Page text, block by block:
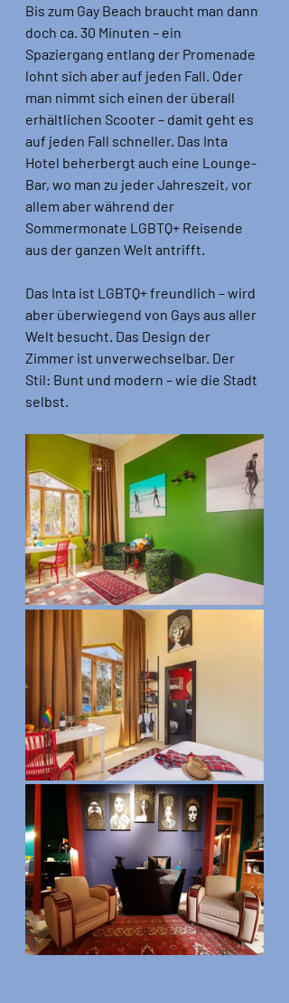
Bis zum Gay Beach braucht man dann
doch ca. 30 Minuten – ein
Spaziergang entlang der Promenade
lohnt sich aber auf jeden Fall. Oder
man nimmt sich einen der überall
erhältlichen Scooter – damit geht es
auf jeden Fall schneller. Das Inta
Hotel beherbergt auch eine Lounge-
Bar, wo man zu jeder Jahreszeit, vor
allem aber während der
Sommermonate LGBTQ+ Reisende
aus der ganzen Welt antrifft.
Das Inta ist LGBTQ+ freundlich – wird
aber überwiegend von Gays aus aller
Welt besucht. Das Design der
Zimmer ist unverwechselbar. Der
Stil: Bunt und modern – wie die Stadt
selbst.